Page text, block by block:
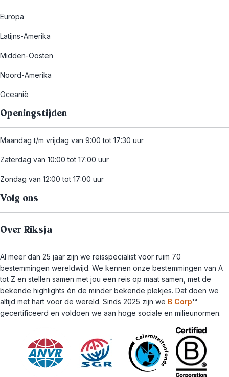
Europa
Latijns-Amerika
Midden-Oosten
Noord-Amerika
Oceanië
Openingstijden
Maandag t/m vrijdag van 9:00 tot 17:30 uur
Zaterdag van 10:00 tot 17:00 uur
Zondag van 12:00 tot 17:00 uur
Volg ons
Over Riksja
Al meer dan 25 jaar zijn we reisspecialist voor ruim 70
bestemmingen wereldwijd. We kennen onze bestemmingen van A
tot Z en stellen samen met jou een reis op maat samen, met de
bekende highlights én de minder bekende plekjes. Dat doen we
altijd met hart voor de wereld. Sinds 2025 zijn we B Corp™
gecertificeerd en voldoen we aan hoge sociale en milieunormen.